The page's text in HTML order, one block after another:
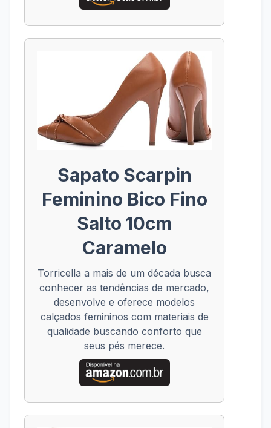
Sapato Scarpin
Feminino Bico Fino
Salto 10cm
Caramelo
Torricella a mais de um década busca
conhecer as tendências de mercado,
desenvolve e oferece modelos
calçados femininos com materiais de
qualidade buscando conforto que
seus pés merece.